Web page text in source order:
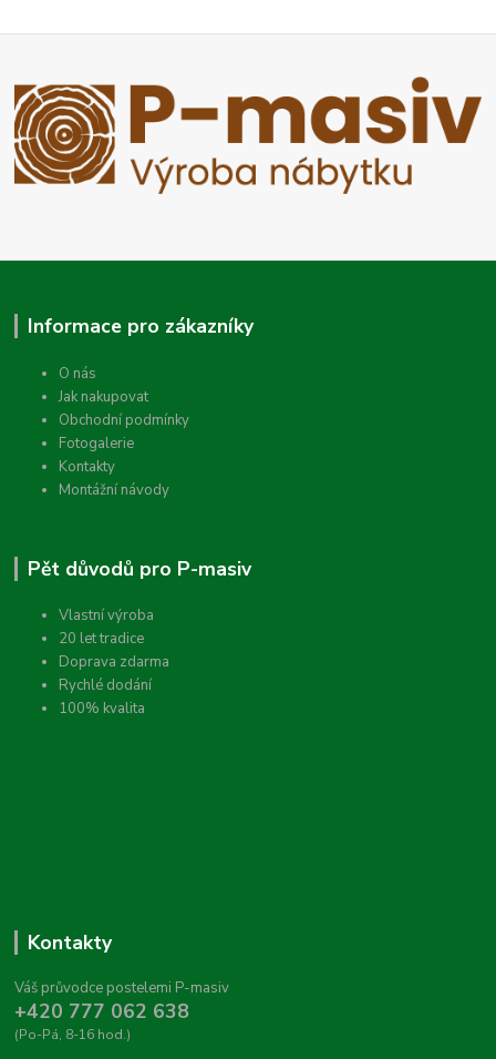
Informace pro zákazníky
O nás
Jak nakupovat
Obchodní podmínky
Fotogalerie
Kontakty
Montážní návody
Pět důvodů pro P-masiv
Vlastní výroba
20 let tradice
Doprava zdarma
Rychlé dodání
100% kvalita
Kontakty
Váš průvodce postelemi P-masiv
+420 777 062 638
(Po-Pá, 8-16 hod.)